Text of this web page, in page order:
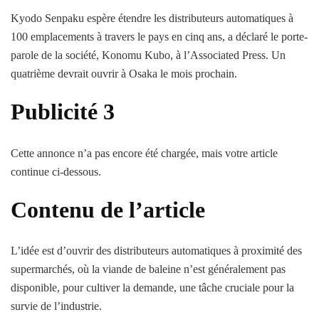
Kyodo Senpaku espère étendre les distributeurs automatiques à
100 emplacements à travers le pays en cinq ans, a déclaré le porte-
parole de la société, Konomu Kubo, à l’Associated Press. Un
quatrième devrait ouvrir à Osaka le mois prochain.
Publicité 3
Cette annonce n’a pas encore été chargée, mais votre article
continue ci-dessous.
Contenu de l’article
L’idée est d’ouvrir des distributeurs automatiques à proximité des
supermarchés, où la viande de baleine n’est généralement pas
disponible, pour cultiver la demande, une tâche cruciale pour la
survie de l’industrie.